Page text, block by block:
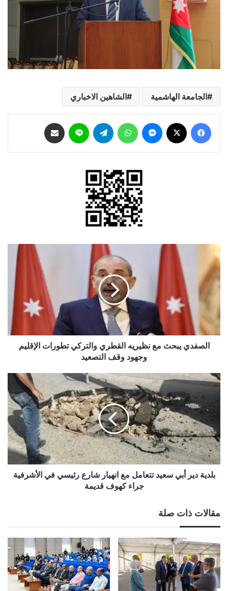
الجامعة الهاشمية الشاهين الاخباري
فيسبوك ماسنجر واتساب تيلقرام لاين
يبحث
نظيريه
والتركي
تطورات
الإقليم
وجهود
وقفالصفدي يبحث مع نظيريه القطري والتركي تطورات الإقليم
وجهود وقف التصعيد
بلدية
دير
سعيد
مع
انهيار
شارع
رئيسي
في
قديمة​
بلدية دير أبي سعيد تتعامل مع انهيار شارع رئيسي في الأشرفية
جراء كهوف قديمة​
مقالات ذات صلة